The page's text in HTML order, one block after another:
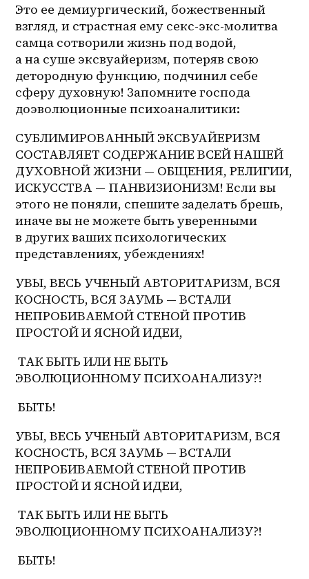
Это ее демиургический, божественный
взгляд, и страстная ему секс-экс-молитва
самца сотворили жизнь под водой,
а на суше эксвуайеризм, потеряв свою
детородную функцию, подчинил себе
сферу духовную! Запомните господа
доэволюционные психоаналитики:
СУБЛИМИРОВАННЫЙ ЭКСВУАЙЕРИЗМ
СОСТАВЛЯЕТ СОДЕРЖАНИЕ ВСЕЙ НАШЕЙ
ДУХОВНОЙ ЖИЗНИ — ОБЩЕНИЯ, РЕЛИГИИ,
ИСКУССТВА — ПАНВИЗИОНИЗМ! Если вы
этого не поняли, спешите заделать брешь,
иначе вы не можете быть уверенными
в других ваших психологических
представлениях, убеждениях!
УВЫ, ВЕСЬ УЧЕНЫЙ АВТОРИТАРИЗМ, ВСЯ
КОСНОСТЬ, ВСЯ ЗАУМЬ — ВСТАЛИ
НЕПРОБИВАЕМОЙ СТЕНОЙ ПРОТИВ
ПРОСТОЙ И ЯСНОЙ ИДЕИ,
ТАК БЫТЬ ИЛИ НЕ БЫТЬ
ЭВОЛЮЦИОННОМУ ПСИХОАНАЛИЗУ?!
БЫТЬ!
УВЫ, ВЕСЬ УЧЕНЫЙ АВТОРИТАРИЗМ, ВСЯ
КОСНОСТЬ, ВСЯ ЗАУМЬ — ВСТАЛИ
НЕПРОБИВАЕМОЙ СТЕНОЙ ПРОТИВ
ПРОСТОЙ И ЯСНОЙ ИДЕИ,
ТАК БЫТЬ ИЛИ НЕ БЫТЬ
ЭВОЛЮЦИОННОМУ ПСИХОАНАЛИЗУ?!
БЫТЬ!